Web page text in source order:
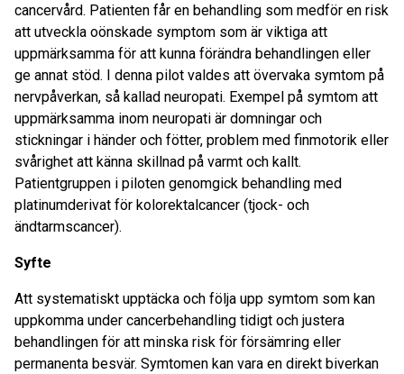
cancervård. Patienten får en behandling som medför en risk
att utveckla oönskade symptom som är viktiga att
uppmärksamma för att kunna förändra behandlingen eller
ge annat stöd. I denna pilot valdes att övervaka symtom på
nervpåverkan, så kallad neuropati. Exempel på symtom att
uppmärksamma inom neuropati är domningar och
stickningar i händer och fötter, problem med finmotorik eller
svårighet att känna skillnad på varmt och kallt.
Patientgruppen i piloten genomgick behandling med
platinumderivat för kolorektalcancer (tjock- och
ändtarmscancer).
Syfte
Att systematiskt upptäcka och följa upp symtom som kan
uppkomma under cancerbehandling tidigt och justera
behandlingen för att minska risk för försämring eller
permanenta besvär. Symtomen kan vara en direkt biverkan